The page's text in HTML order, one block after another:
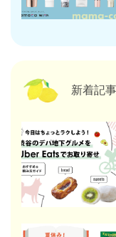
新着記事